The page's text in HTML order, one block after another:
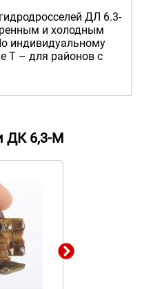
ДЛ 6.3-
и холодным
индивидуальному
Т – для районов с
ДК 6,3-М